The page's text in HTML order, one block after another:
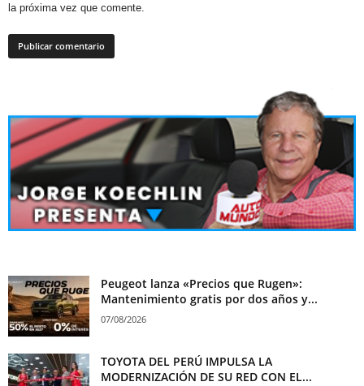
la próxima vez que comente.
Peugeot lanza «Precios que Rugen»:
Mantenimiento gratis por dos años y...
07/08/2026
TOYOTA DEL PERÚ IMPULSA LA
MODERNIZACIÓN DE SU RED CON EL...